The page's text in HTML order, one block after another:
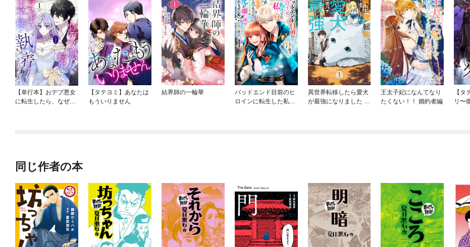
【単行本】おデブ悪女
に転生したら、なぜか
【タテヨミ】あなたは
もういりません
結界師の一輪華
バッドエンド目前のヒ
ロインに転生した私、
異世界転移したら愛犬
が最強になりました ～
王太子妃になんてなり
たくない！！ 婚約者編
【タ
リ〜
同じ作者の本